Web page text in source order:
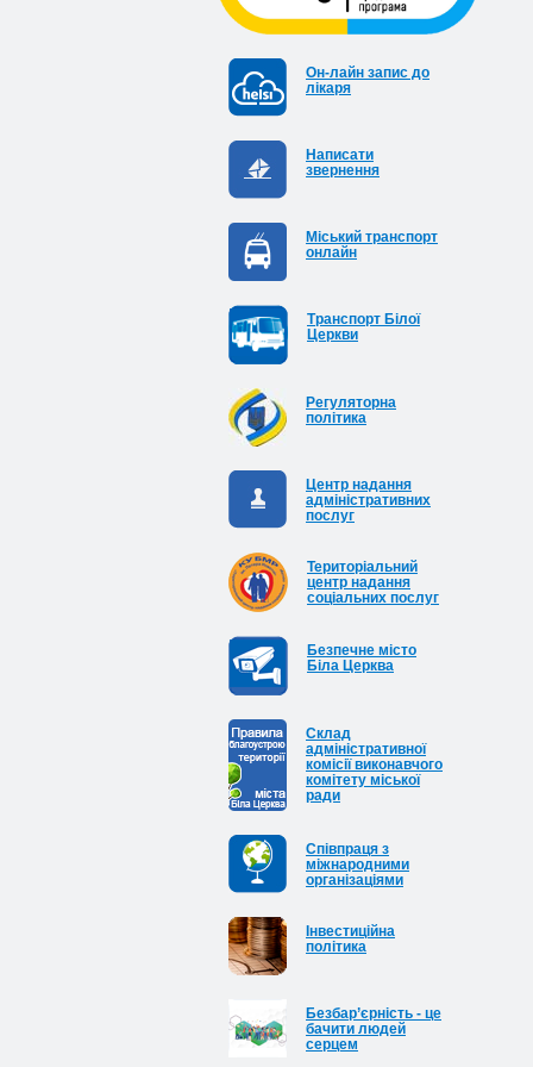
Он-лайн запис до
лікаря
Написати
звернення
Міський транспорт
онлайн
Транспорт Білої
Церкви
Регуляторна
політика
Центр надання
адміністративних
послуг
Територіальний
центр надання
соціальних послуг
Безпечне місто
Біла Церква
Cклад
адміністративної
комісії виконавчого
комітету міської
ради
Співпраця з
міжнародними
організаціями
Інвестиційна
політика
Безбар’єрність - це
бачити людей
серцем